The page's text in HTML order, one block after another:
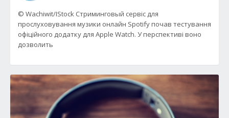
© Wachiwit/IStock Стриминговый сервіс для
прослуховування музики онлайн Spotify почав тестування
офіційного додатку для Apple Watch. У перспективі воно
дозволить